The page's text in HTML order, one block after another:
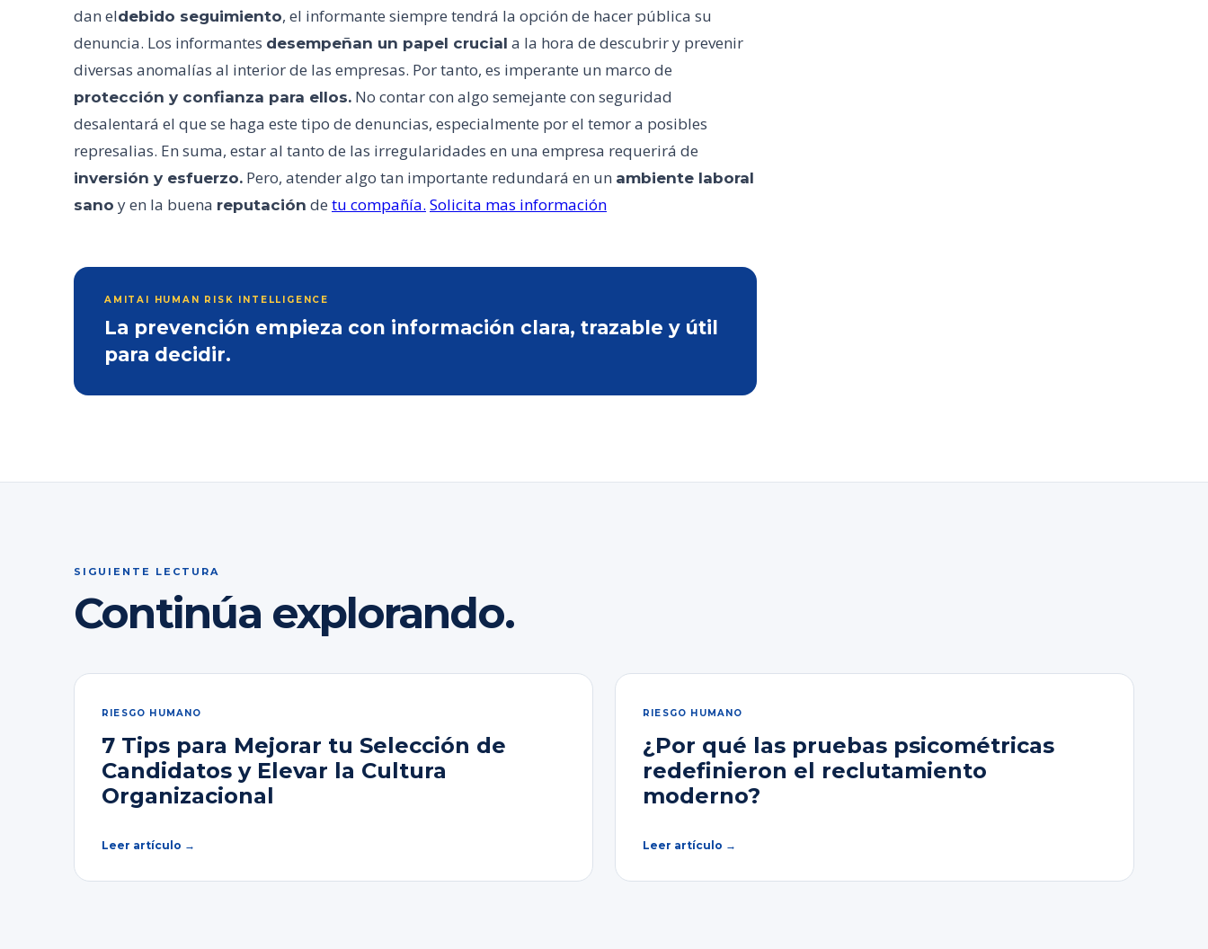
dan eldebido seguimiento, el informante siempre tendrá la opción de hacer pública su
denuncia. Los informantes desempeñan un papel crucial a la hora de descubrir y prevenir
diversas anomalías al interior de las empresas. Por tanto, es imperante un marco de
protección y confianza para ellos. No contar con algo semejante con seguridad
desalentará el que se haga este tipo de denuncias, especialmente por el temor a posibles
represalias. En suma, estar al tanto de las irregularidades en una empresa requerirá de
inversión y esfuerzo. Pero, atender algo tan importante redundará en un ambiente laboral
sano y en la buena reputación de tu compañía. Solicita mas información
AMITAI HUMAN RISK INTELLIGENCE
La prevención empieza con información clara, trazable y útil
para decidir.
SIGUIENTE LECTURA
Continúa explorando.
RIESGO HUMANO
7 Tips para Mejorar tu Selección de
Candidatos y Elevar la Cultura
Organizacional
Leer artículo →
RIESGO HUMANO
¿Por qué las pruebas psicométricas
redefinieron el reclutamiento
moderno?
Leer artículo →